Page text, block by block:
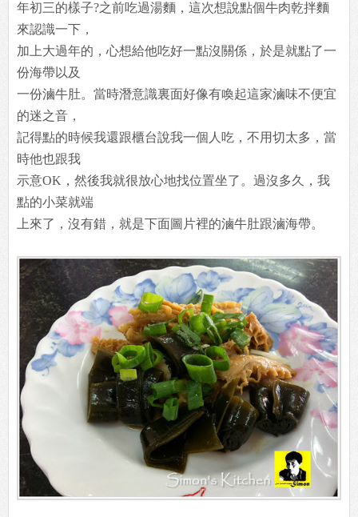
年初三的樣子?之前吃過湯麵，這次想說點個牛肉乾拌麵
來認識一下，
加上大過年的，心想給他吃好一點沒關係，於是就點了一
份海帶以及
一份滷牛肚。當時潛意識裏面好像有喚起這家滷味不便宜
的迷之音，
記得點的時候我還跟櫃台說我一個人吃，不用切太多，當
時他也跟我
示意OK，然後我就很放心地找位置坐了。過沒多久，我
點的小菜就端
上來了，沒有錯，就是下面圖片裡的滷牛肚跟滷海帶。